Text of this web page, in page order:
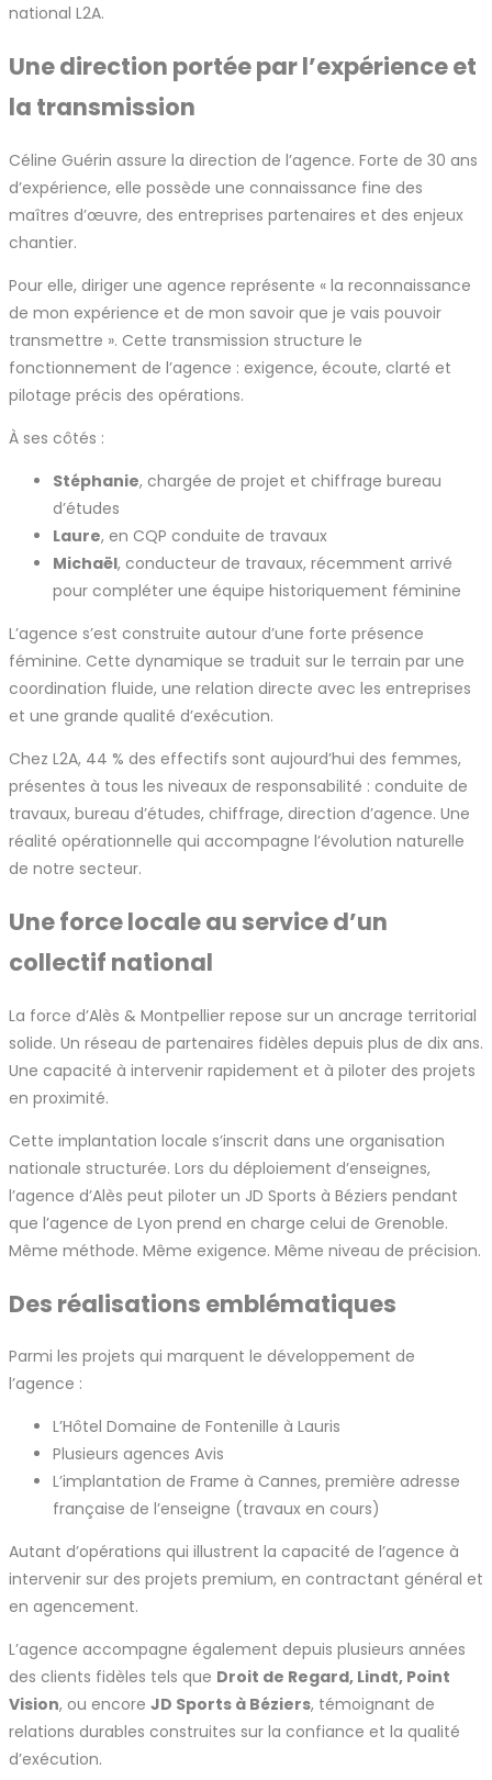
national L2A.
Une direction portée par l’expérience et
la transmission
Céline Guérin assure la direction de l’agence. Forte de 30 ans
d’expérience, elle possède une connaissance fine des
maîtres d’œuvre, des entreprises partenaires et des enjeux
chantier.
Pour elle, diriger une agence représente « la reconnaissance
de mon expérience et de mon savoir que je vais pouvoir
transmettre ». Cette transmission structure le
fonctionnement de l’agence : exigence, écoute, clarté et
pilotage précis des opérations.
À ses côtés :
Stéphanie, chargée de projet et chiffrage bureau
d’études
Laure, en CQP conduite de travaux
Michaël, conducteur de travaux, récemment arrivé
pour compléter une équipe historiquement féminine
L’agence s’est construite autour d’une forte présence
féminine. Cette dynamique se traduit sur le terrain par une
coordination fluide, une relation directe avec les entreprises
et une grande qualité d’exécution.
Chez L2A, 44 % des effectifs sont aujourd’hui des femmes,
présentes à tous les niveaux de responsabilité : conduite de
travaux, bureau d’études, chiffrage, direction d’agence. Une
réalité opérationnelle qui accompagne l’évolution naturelle
de notre secteur.
Une force locale au service d’un
collectif national
La force d’Alès & Montpellier repose sur un ancrage territorial
solide. Un réseau de partenaires fidèles depuis plus de dix ans.
Une capacité à intervenir rapidement et à piloter des projets
en proximité.
Cette implantation locale s’inscrit dans une organisation
nationale structurée. Lors du déploiement d’enseignes,
l’agence d’Alès peut piloter un JD Sports à Béziers pendant
que l’agence de Lyon prend en charge celui de Grenoble.
Même méthode. Même exigence. Même niveau de précision.
Des réalisations emblématiques
Parmi les projets qui marquent le développement de
l’agence :
L’Hôtel Domaine de Fontenille à Lauris
Plusieurs agences Avis
L’implantation de Frame à Cannes, première adresse
française de l’enseigne (travaux en cours)
Autant d’opérations qui illustrent la capacité de l’agence à
intervenir sur des projets premium, en contractant général et
en agencement.
L’agence accompagne également depuis plusieurs années
des clients fidèles tels que Droit de Regard, Lindt, Point
Vision, ou encore JD Sports à Béziers, témoignant de
relations durables construites sur la confiance et la qualité
d’exécution.